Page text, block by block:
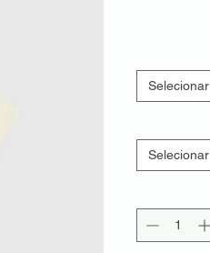
Selecionar
Selecionar